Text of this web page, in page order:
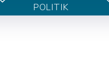
POLITIK